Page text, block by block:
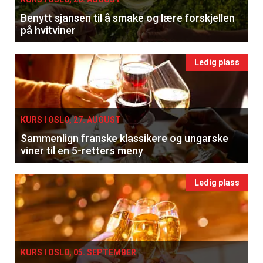
Benytt sjansen til å smake og lære forskjellen
på hvitviner
Ledig plass
KURS I OSLO, 27. AUGUST
Sammenlign franske klassikere og ungarske
viner til en 5-retters meny
Ledig plass
KURS I OSLO, 05. SEPTEMBER